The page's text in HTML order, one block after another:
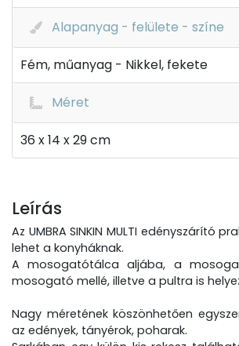
Alapanyag - felülete - színe
Fém, műanyag - Nikkel, fekete
Méret
36 x 14 x 29 cm
Leírás
Az UMBRA SINKIN MULTI edényszárító
lehet a konyháknak.
A mosogatótálca aljába, a
mosogató mellé, illetve a pultra is
Nagy méretének köszönhetően
az edények, tányérok, poharak.